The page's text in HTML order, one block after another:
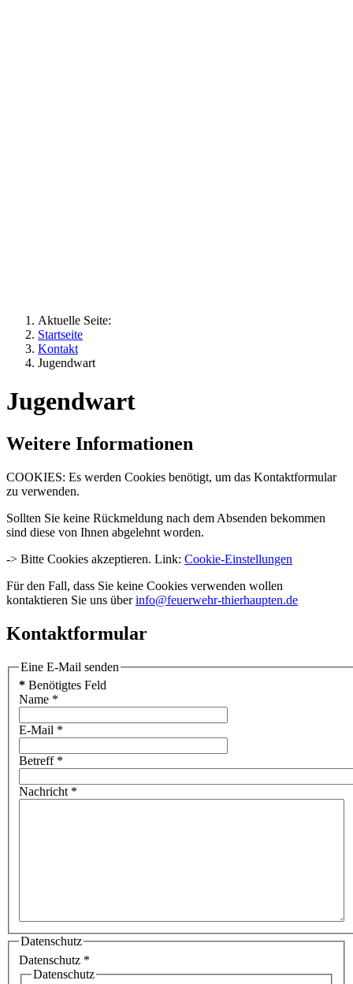
Aktuelle Seite:
Startseite
Kontakt
Jugendwart
Jugendwart
Weitere Informationen
COOKIES: Es werden Cookies benötigt, um das Kontaktformular
zu verwenden.
Sollten Sie keine Rückmeldung nach dem Absenden bekommen
sind diese von Ihnen abgelehnt worden.
-> Bitte Cookies akzeptieren. Link: Cookie-Einstellungen
Für den Fall, dass Sie keine Cookies verwenden wollen
kontaktieren Sie uns überinfo@feuerwehr-thierhaupten.de
Kontaktformular
Eine E-Mail senden
* Benötigtes Feld
Name *
E-Mail *
Betreff*
Nachricht *
Datenschutz
Datenschutz *
Datenschutz